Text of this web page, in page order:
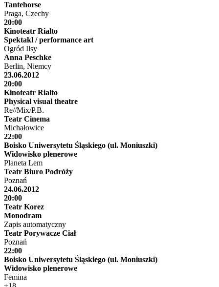
Tantehorse
Praga, Czechy
20:00
Kinoteatr Rialto
Spektakl / performance art
Ogród Ilsy
Anna Peschke
Berlin, Niemcy
23.06.2012
20:00
Kinoteatr Rialto
Physical visual theatre
Re//Mix/P.B.
Teatr Cinema
Michałowice
22:00
Boisko Uniwersytetu Śląskiego (ul. Moniuszki)
Widowisko plenerowe
Planeta Lem
Teatr Biuro Podróży
Poznań
24.06.2012
20:00
Teatr Korez
Monodram
Zapis automatyczny
Teatr Porywacze Ciał
Poznań
22:00
Boisko Uniwersytetu Śląskiego (ul. Moniuszki)
Widowisko plenerowe
Femina